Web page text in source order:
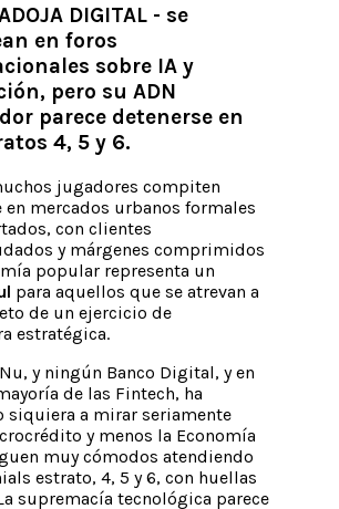
DIGITAL - se
en foros
sobre IA y
pero su ADN
parece detenerse en
4, 5 y 6.
jugadores compiten
en mercados urbanos formales
con clientes
y márgenes comprimidos
popular representa un
para aquellos que se atrevan a
de un ejercicio de
estratégica.
y ningún Banco Digital, y en
de las Fintech, ha
siquiera a mirar seriamente
y menos la Economía
muy cómodos atendiendo
estrato, 4, 5 y 6, con huellas
supremacía tecnológica parece